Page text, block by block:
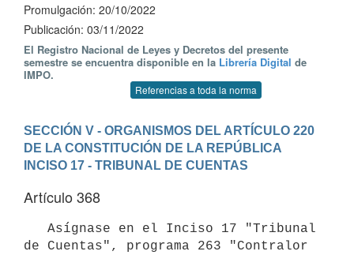
Promulgación: 20/10/2022
Publicación: 03/11/2022
El Registro Nacional de Leyes y Decretos del presente
semestre se encuentra disponible en la Librería Digital de
IMPO.
Referencias a toda la norma
SECCIÓN V - ORGANISMOS DEL ARTÍCULO 220
DE LA CONSTITUCIÓN DE LA REPÚBLICA
INCISO 17 - TRIBUNAL DE CUENTAS
Artículo 368
de Cuentas", programa 263 "Contralor